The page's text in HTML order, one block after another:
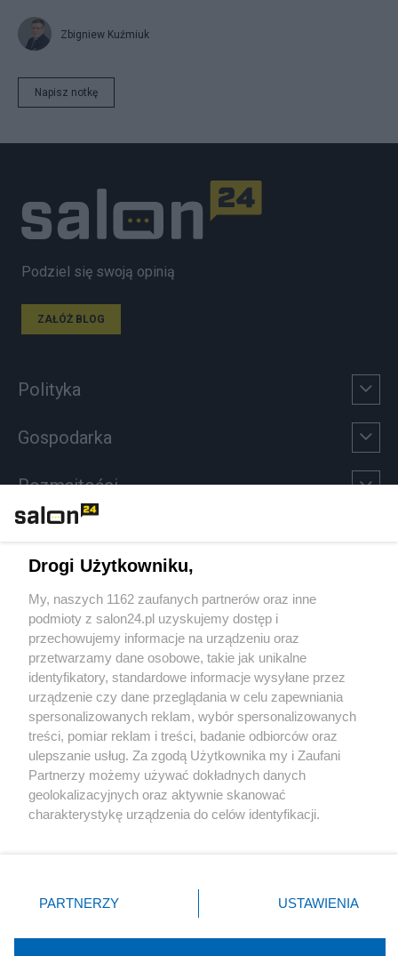
Zbigniew Kuźmiuk
Napisz notkę
Podziel się swoją opinią
ZAŁÓŻ BLOG
Polityka
Gospodarka
Rozmaitości
Sport
Społeczeństwo
Kultura
X Facebook Instagram Youtube
Drogi Użytkowniku,
My, naszych 1162 zaufanych partnerów oraz inne
podmioty z salon24.pl uzyskujemy dostęp i
przechowujemy informacje na urządzeniu oraz
przetwarzamy dane osobowe, takie jak unikalne
identyfikatory, standardowe informacje wysyłane przez
urządzenie czy dane przeglądania w celu zapewniania
spersonalizowanych reklam, wybór spersonalizowanych
treści, pomiar reklam i treści, badanie odbiorców oraz
ulepszanie usług. Za zgodą Użytkownika my i Zaufani
Partnerzy możemy używać dokładnych danych
geolokalizacyjnych oraz aktywnie skanować
charakterystykę urządzenia do celów identyfikacji.
zmienić/wycofać klikając przycisk ustawień prywatności
znajdujący się w lewym dolnym rogu strony
rodzaje przetwarzania danych nie wymagają zgody
PARTNERZY USTAWIENIA